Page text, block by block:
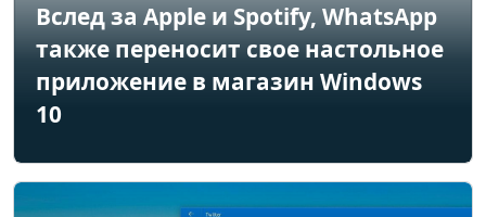
Вслед за Apple и Spotify, WhatsApp
также переносит свое настольное
приложение в магазин Windows
10